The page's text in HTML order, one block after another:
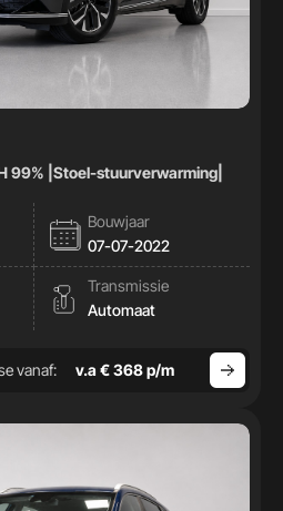
99% |Stoel-stuurverwarming|
Bouwjaar
07-07-2022
Transmissie
Automaat
vanaf: v.a € 368 p/m